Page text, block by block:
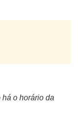
o horário da